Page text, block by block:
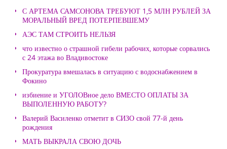
С АРТЕМА САМСОНОВА ТРЕБУЮТ 1,5 МЛН РУБЛЕЙ ЗА
МОРАЛЬНЫЙ ВРЕД ПОТЕРПЕВШЕМУ
АЭС ТАМ СТРОИТЬ НЕЛЬЗЯ
что известно о страшной гибели рабочих, которые сорвались
с 24 этажа во Владивостоке
Прокуратура вмешалась в ситуацию с водоснабжением в
Фокино
избиение и УГОЛОВное дело ВМЕСТО ОПЛАТЫ ЗА
ВЫПОЛЕННУЮ РАБОТУ?
Валерий Василенко отметит в СИЗО свой 77-й день
рождения
МАТЬ ВЫКРАЛА СВОЮ ДОЧЬ